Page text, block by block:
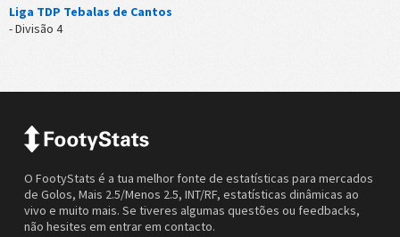
Liga TDP Tebalas de Cantos
- Divisão 4
O FootyStats é a tua melhor fonte de estatísticas para mercados
de Golos, Mais 2.5/Menos 2.5, INT/RF, estatísticas dinâmicas ao
vivo e muito mais. Se tiveres algumas questões ou feedbacks,
não hesites em entrar em contacto.